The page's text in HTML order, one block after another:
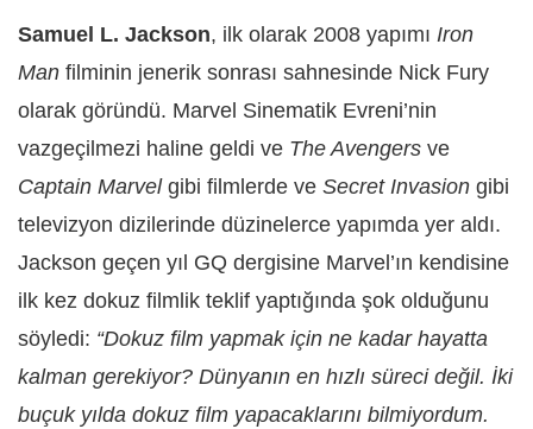
Samuel L. Jackson, ilk olarak 2008 yapımı Iron
Man filminin jenerik sonrası sahnesinde Nick Fury
olarak göründü. Marvel Sinematik Evreni’nin
vazgeçilmezi haline geldi ve The Avengers ve
Captain Marvelgibi filmlerde ve Secret Invasion gibi
televizyon dizilerinde düzinelerce yapımda yer aldı.
Jackson geçen yıl GQ dergisine Marvel’ın kendisine
ilk kez dokuz filmlik teklif yaptığında şok olduğunu
söyledi: “Dokuz film yapmak için ne kadar hayatta
kalman gerekiyor? Dünyanın en hızlı süreci değil. İki
buçuk yılda dokuz film yapacaklarını bilmiyordum.